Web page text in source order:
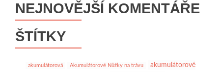
NEJNOVĚJŠÍ KOMENTÁŘE
ŠTÍTKY
akumulátorová Akumulátorové Nůžky na trávu
akumulátorové